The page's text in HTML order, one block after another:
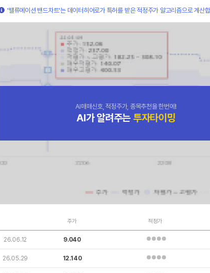
'밸류에이션 밴드차트'는 데이터히어로가 특허를 받은 적정주가 알고리즘으로 계산
AI매매신호, 적정주가, 종목추천을 한번에!
AI가 알려주는 투자타이밍
주가 적정가
26.06.12 9.040
26.05.29 12.140